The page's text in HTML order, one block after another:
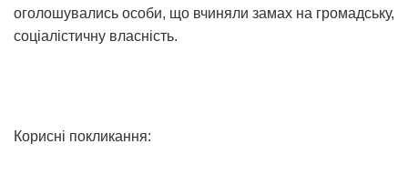
оголошувались особи, що вчиняли замах на громадську,
соціалістичну власність.
Корисні покликання: